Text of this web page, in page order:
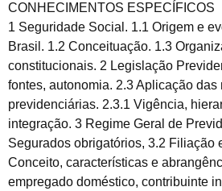
CONHECIMENTOS ESPECÍFICOS
1 Seguridade Social. 1.1 Origem e
Brasil. 1.2 Conceituação. 1.3
constitucionais. 2 Legislação
fontes, autonomia. 2.3 Aplicação das
previdenciárias. 2.3.1 Vigência,
integração. 3 Regime Geral de
Segurados obrigatórios, 3.2 Filiação
Conceito, características e
empregado doméstico, contribuinte